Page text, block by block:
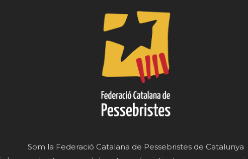
Som la Federació Catalana de Pessebristes de Catalunya